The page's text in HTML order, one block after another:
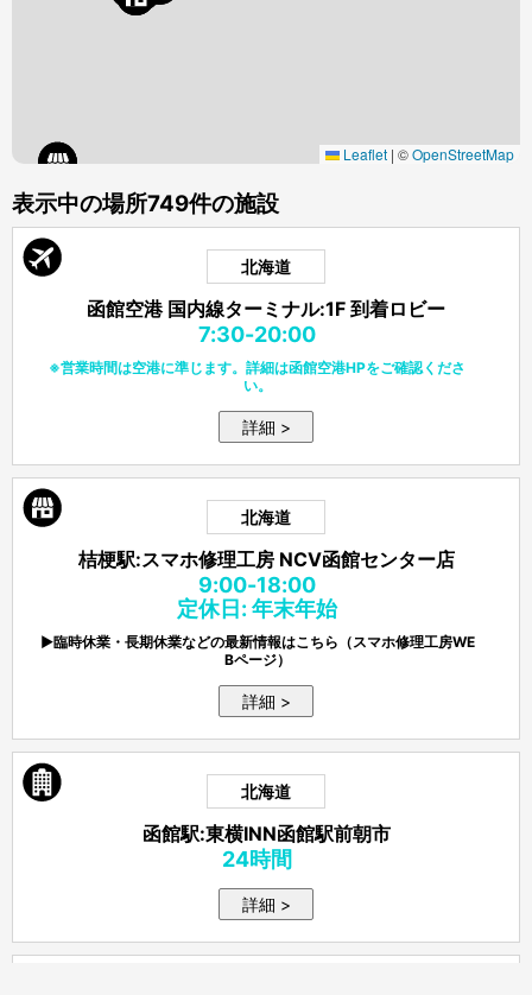
Leaflet | ©OpenStreetMap
表示中の場所749件の施設
北海道
函館空港 国内線ターミナル:1F 到着ロビー
7:30-20:00
※営業時間は空港に準じます。詳細は函館空港HPをご確認くださ
い。
詳細 >
北海道
桔梗駅:スマホ修理工房 NCV函館センター店
9:00-18:00
定休日: 年末年始
▶臨時休業・長期休業などの最新情報はこちら（スマホ修理工房WE
Bページ）
詳細 >
北海道
函館駅:東横INN函館駅前朝市
24時間
詳細 >